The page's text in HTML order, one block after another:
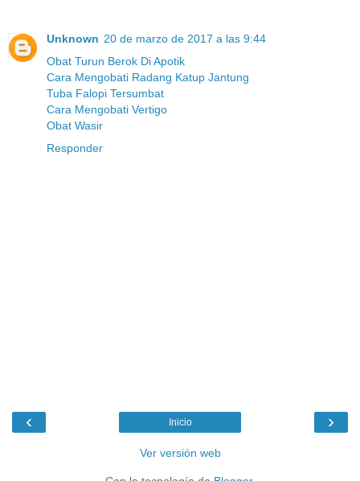
Unknown 20 de marzo de 2017 a las 9:44
Obat Turun Berok Di Apotik
Cara Mengobati Radang Katup Jantung
Tuba Falopi Tersumbat
Cara Mengobati Vertigo
Obat Wasir
Responder
‹ ›
Inicio
Ver versión web